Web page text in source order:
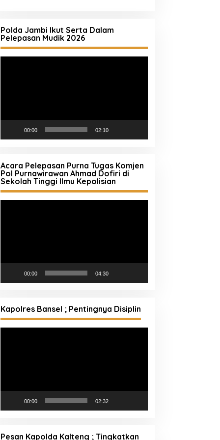
Polda Jambi Ikut Serta Dalam
Pelepasan Mudik 2026
00:00 02:10
Acara Pelepasan Purna Tugas Komjen
Pol Purnawirawan Ahmad Dofiri di
Sekolah Tinggi Ilmu Kepolisian
00:00 04:30
Kapolres Bansel ; Pentingnya Disiplin
00:00 02:32
Pesan Kapolda Kalteng ; Tingkatkan